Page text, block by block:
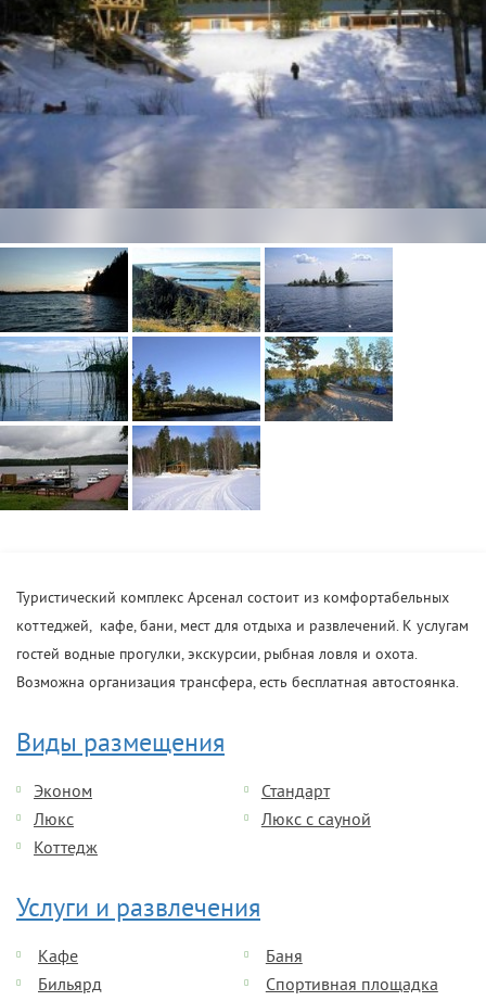
Туристический комплекс Арсенал состоит из комфортабельных
коттеджей, кафе, бани, мест для отдыха и развлечений. К услугам
гостей водные прогулки, экскурсии, рыбная ловля и охота.
Возможна организация трансфера, есть бесплатная автостоянка.
Виды размещения
Эконом
Стандарт
Люкс
Люкс с сауной
Коттедж
Услуги и развлечения
Кафе
Баня
Бильярд
Спортивная площадка